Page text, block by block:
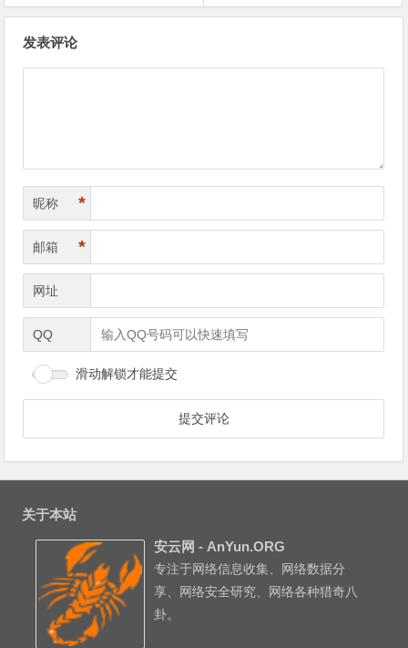
发表评论
昵称 *
邮箱 *
网址
QQ
滑动解锁才能提交
关于本站
安云网 - AnYun.ORG
专注于网络信息收集、网络数据分
享、网络安全研究、网络各种猎奇八
卦。